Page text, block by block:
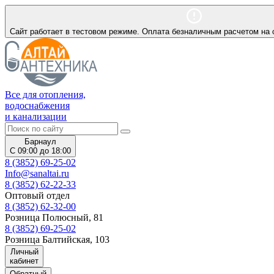
Сайт работает в тестовом режиме. Оплата безналичным расчетом на
Все для отопления,
водоснабжения
и канализации
Барнаул
С 09:00 до 18:00
8 (3852) 69-25-02
Info@sanaltai.ru
8 (3852) 62-22-33
Оптовый отдел
8 (3852) 62-32-00
Розница Полюсный, 81
8 (3852) 69-25-02
Розница Балтийская, 103
Личный
кабинет